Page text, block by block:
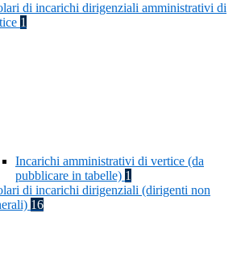
di incarichi dirigenziali amministrativi di
1
Incarichi amministrativi di vertice (da
pubblicare in tabelle) 1
di incarichi dirigenziali (dirigenti non
16